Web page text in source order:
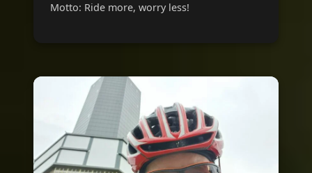
Motto: Ride more, worry less!